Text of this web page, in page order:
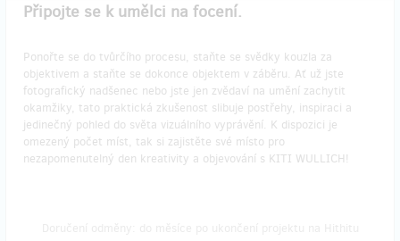
Připojte se k umělci na focení.
Ponořte se do tvůrčího procesu, staňte se svědky kouzla za
objektivem a staňte se dokonce objektem v záběru. Ať už jste
fotografický nadšenec nebo jste jen zvědaví na umění zachytit
okamžiky, tato praktická zkušenost slibuje postřehy, inspiraci a
jedinečný pohled do světa vizuálního vyprávění. K dispozici je
omezený počet míst, tak si zajistěte své místo pro
nezapomenutelný den kreativity a objevování s KITI WULLICH!